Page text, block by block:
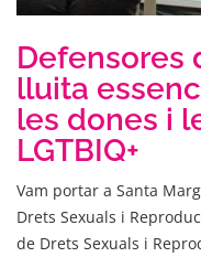
Defensores
lluita
les dones i
LGTBIQ+
Vam portar a Santa
Drets Sexuals i
de Drets Sexuals i